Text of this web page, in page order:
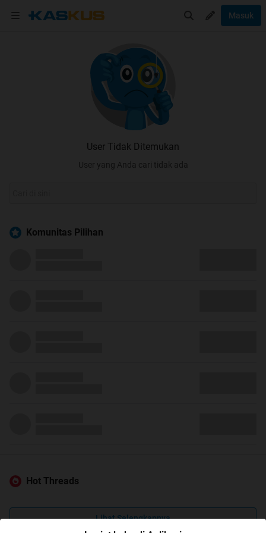
Masuk
User Tidak Ditemukan
User yang Anda cari tidak ada
Komunitas Pilihan
Hot Threads
Lihat Selengkapnya